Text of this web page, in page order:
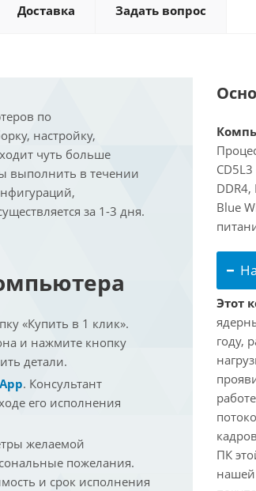
Доставка Задать вопрос
по
настройку,
чуть больше
выполнить в течении
за 1-3 дня.
«Купить в 1 клик».
и нажмите кнопку
детали.
. Консультант
его исполнения
желаемой
пожелания.
и срок исполнения
DDR4,
Blue
Этот
году,
ПК
нашей